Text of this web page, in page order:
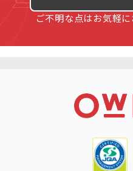
ご不明な点はお気軽